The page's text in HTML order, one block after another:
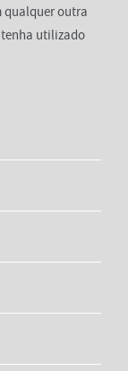
qualquer outra
utilizado